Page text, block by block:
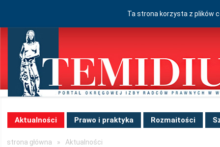
Ta strona korzysta z plików
Aktualności Prawo i praktyka Rozmaitości
strona główna »
Aktualności